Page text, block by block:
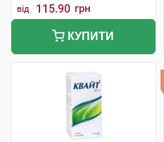
від 115.90 грн
КУПИТИ